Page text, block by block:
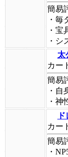
簡易
・毎
・宝
・シ
太
カー
簡易
・自
・神
カー
簡易
・